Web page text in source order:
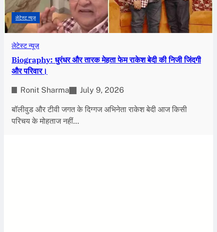
लेटेस्ट न्यूज़
लेटेस्ट न्यूज़
Biography: धुरंधर और तारक मेहता फेम राकेश बेदी की निजी जिंदगी
और परिवार।
Ronit Sharma July 9, 2026
बॉलीवुड और टीवी जगत के दिग्गज अभिनेता राकेश बेदी आज किसी
परिचय के मोहताज नहीं…